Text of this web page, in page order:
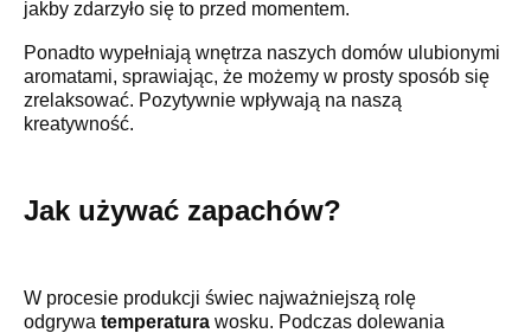
jakby zdarzyło się to przed momentem.
Ponadto wypełniają wnętrza naszych domów ulubionymi
aromatami, sprawiając, że możemy w prosty sposób się
zrelaksować. Pozytywnie wpływają na naszą
kreatywność.
Jak używać zapachów?
W procesie produkcji świec najważniejszą rolę
odgrywa temperatura wosku. Podczas dolewania